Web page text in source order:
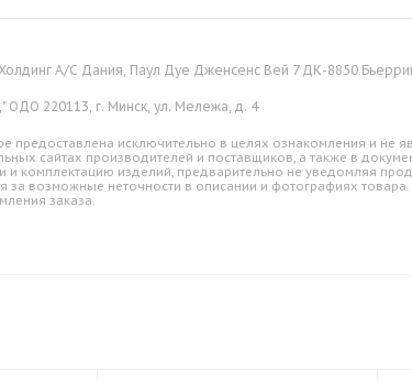
А/С Дания, Паул Дуе Дженсенс Вей 7 ДК-8850
ОДО 220113, г. Минск, ул. Мележа, д. 4
предоставлена исключительно в целях ознакомления и не
сайтах производителей и поставщиков, а также в
и комплектацию изделий, предварительно не уведомляя
за возможные неточности в описании и фотографиях
заказа.